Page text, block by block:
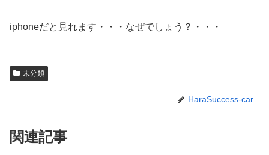
iphoneだと見れます・・・なぜでしょう？・・・
未分類
HaraSuccess-car
関連記事